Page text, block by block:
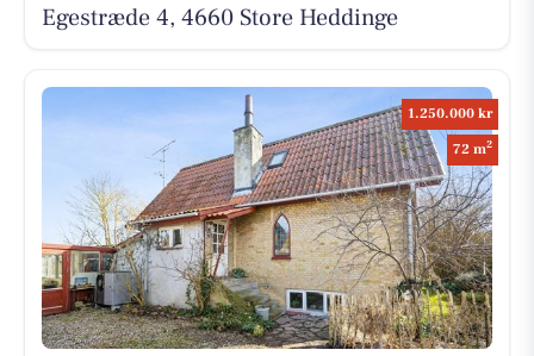
Egestræde 4, 4660 Store Heddinge
1.250.000 kr
72 m2